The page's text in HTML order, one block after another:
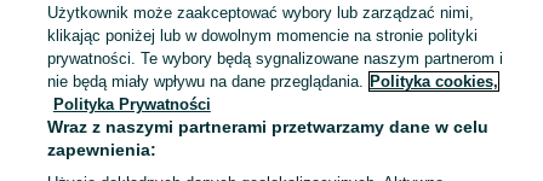
Konradów-Kolonia Kaszubska
29 lipca 2026
200 zł
Użytkownik może zaakceptować wybory lub zarządzać nimi,
klikając poniżej lub w dowolnym momencie na stronie polityki
prywatności. Te wybory będą sygnalizowane naszym partnerom i
nie będą miały wpływu na dane przeglądania. Polityka cookies,
Polityka Prywatności
Wraz z naszymi partnerami przetwarzamy dane w celu
zapewnienia: